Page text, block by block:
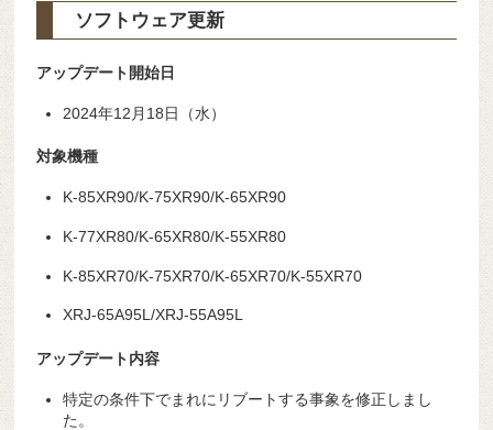
ソフトウェア更新
アップデート開始日
2024年12月18日（水）
対象機種
K-85XR90/K-75XR90/K-65XR90
K-77XR80/K-65XR80/K-55XR80
K-85XR70/K-75XR70/K-65XR70/K-55XR70
XRJ-65A95L/XRJ-55A95L
アップデート内容
特定の条件下でまれにリブートする事象を修正しまし
た。